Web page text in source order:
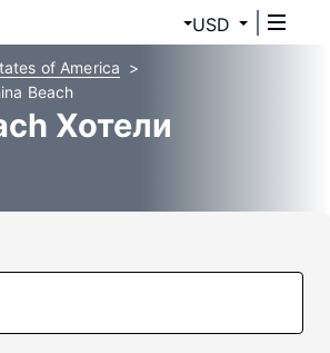
USD
of America
Beach
Хотели